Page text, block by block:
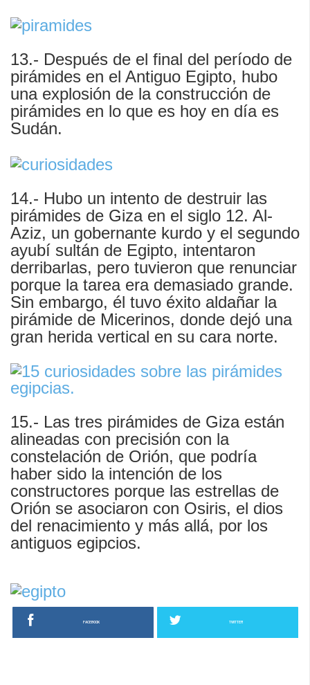
13.- Después de el final del período de
pirámides en el Antiguo Egipto, hubo
una explosión de la construcción de
pirámides en lo que es hoy en día es
Sudán.
14.- Hubo un intento de destruir las
pirámides de Giza en el siglo 12. Al-
Aziz, un gobernante kurdo y el segundo
ayubí sultán de Egipto, intentaron
derribarlas, pero tuvieron que renunciar
porque la tarea era demasiado grande.
Sin embargo, él tuvo éxito aldañar la
pirámide de Micerinos, donde dejó una
gran herida vertical en su cara norte.
15.- Las tres pirámides de Giza están
alineadas con precisión con la
constelación de Orión, que podría
haber sido la intención de los
constructores porque las estrellas de
Orión se asociaron con Osiris, el dios
del renacimiento y más allá, por los
antiguos egipcios.
FACEBOOK TWITTER